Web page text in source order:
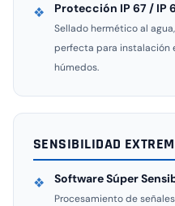
❖ Protección IP 67 / IP
Sellado hermético al
perfecta para instalación
húmedos.
SENSIBILIDAD
❖ Software Súper
Procesamiento de